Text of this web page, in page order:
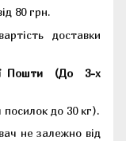
80 грн.
доставки
Пошти (До 3-х
посилок до 30 кг).
не залежно від